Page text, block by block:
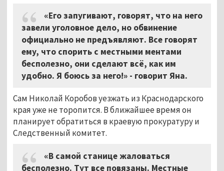
«Его запугивают, говорят, что на него
завели уголовное дело, но обвинение
официально не предъявляют. Все говорят
ему, что спорить с местными ментами
бесполезно, они сделают всё, как им
удобно. Я боюсь за него!» - говорит Яна.
Сам Николай Коробов уезжать из Краснодарского
края уже не торопится. В ближайшее время он
планирует обратиться в краевую прокуратуру и
Следственный комитет.
«В самой станице жаловаться
бесполезно. Тут все повязаны. Местные